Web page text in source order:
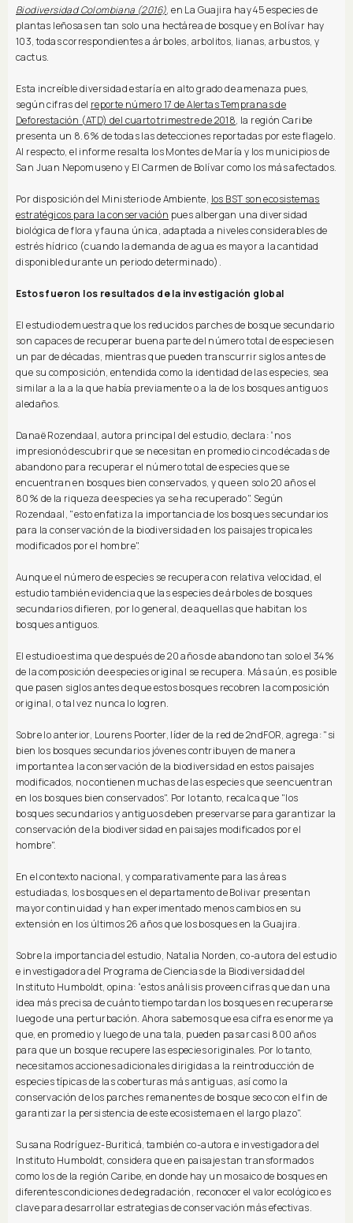
Biodiversidad Colombiana (2016), en La Guajira hay 45 especies de
plantas leñosas en tan solo una hectárea de bosque y en Bolívar hay
103, todas correspondientes a árboles, arbolitos, lianas, arbustos, y
cactus.
Esta increíble diversidad estaría en alto grado de amenaza pues,
según cifras del reporte número 17 de Alertas Tempranas de
Deforestación (ATD) del cuarto trimestre de 2018, la región Caribe
presenta un 8.6% de todas las detecciones reportadas por este flagelo.
Al respecto, el informe resalta los Montes de María y los municipios de
San Juan Nepomuseno y El Carmen de Bolívar como los más afectados.
Por disposición del Ministerio de Ambiente, los BST son ecosistemas
estratégicos para la conservación pues albergan una diversidad
biológica de flora y fauna única, adaptada a niveles considerables de
estrés hídrico (cuando la demanda de agua es mayor a la cantidad
disponible durante un periodo determinado).
Estos fueron los resultados de la investigación global
El estudio demuestra que los reducidos parches de bosque secundario
son capaces de recuperar buena parte del número total de especies en
un par de décadas, mientras que pueden transcurrir siglos antes de
que su composición, entendida como la identidad de las especies, sea
similar a la a la que había previamente o a la de los bosques antiguos
aledaños.
Danaë Rozendaal, autora principal del estudio, declara: “nos
impresionó descubrir que se necesitan en promedio cinco décadas de
abandono para recuperar el número total de especies que se
encuentran en bosques bien conservados, y que en solo 20 años el
80% de la riqueza de especies ya se ha recuperado". Según
Rozendaal, "esto enfatiza la importancia de los bosques secundarios
para la conservación de la biodiversidad en los paisajes tropicales
modificados por el hombre".
Aunque el número de especies se recupera con relativa velocidad, el
estudio también evidencia que las especies de árboles de bosques
secundarios difieren, por lo general, de aquellas que habitan los
bosques antiguos.
El estudio estima que después de 20 años de abandono tan solo el 34%
de la composición de especies original se recupera. Más aún, es posible
que pasen siglos antes de que estos bosques recobren la composición
original, o tal vez nunca lo logren.
Sobre lo anterior, Lourens Poorter, líder de la red de 2ndFOR, agrega: "si
bien los bosques secundarios jóvenes contribuyen de manera
importante a la conservación de la biodiversidad en estos paisajes
modificados, no contienen muchas de las especies que se encuentran
en los bosques bien conservados". Por lo tanto, recalca que "los
bosques secundarios y antiguos deben preservarse para garantizar la
conservación de la biodiversidad en paisajes modificados por el
hombre".
En el contexto nacional, y comparativamente para las áreas
estudiadas, los bosques en el departamento de Bolivar presentan
mayor continuidad y han experimentado menos cambios en su
extensión en los últimos 26 años que los bosques en la Guajira.
Sobre la importancia del estudio, Natalia Norden, co-autora del estudio
e investigadora del Programa de Ciencias de la Biodiversidad del
Instituto Humboldt, opina: “estos análisis proveen cifras que dan una
idea más precisa de cuánto tiempo tardan los bosques en recuperarse
luego de una perturbación. Ahora sabemos que esa cifra es enorme ya
que, en promedio y luego de una tala, pueden pasar casi 800 años
para que un bosque recupere las especies originales. Por lo tanto,
necesitamos acciones adicionales dirigidas a la reintroducción de
especies típicas de las coberturas más antiguas, así como la
conservación de los parches remanentes de bosque seco con el fin de
garantizar la persistencia de este ecosistema en el largo plazo".
Susana Rodríguez-Buriticá, también co-autora e investigadora del
Instituto Humboldt, considera que en paisajes tan transformados
como los de la región Caribe, en donde hay un mosaico de bosques en
diferentes condiciones de degradación, reconocer el valor ecológico es
clave para desarrollar estrategias de conservación más efectivas.